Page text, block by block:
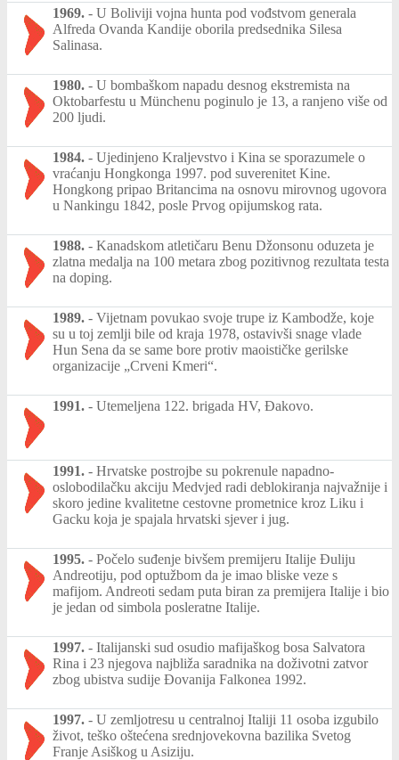
1969. - U Boliviji vojna hunta pod vođstvom generala
Alfreda Ovanda Kandije oborila predsednika Silesa
Salinasa.
1980. - U bombaškom napadu desnog ekstremista na
Oktobarfestu u Münchenu poginulo je 13, a ranjeno više od
200 ljudi.
1984. - Ujedinjeno Kraljevstvo i Kina se sporazumele o
vraćanju Hongkonga 1997. pod suverenitet Kine.
Hongkong pripao Britancima na osnovu mirovnog ugovora
u Nankingu 1842, posle Prvog opijumskog rata.
1988. - Kanadskom atletičaru Benu Džonsonu oduzeta je
zlatna medalja na 100 metara zbog pozitivnog rezultata testa
na doping.
1989. - Vijetnam povukao svoje trupe iz Kambodže, koje
su u toj zemlji bile od kraja 1978, ostavivši snage vlade
Hun Sena da se same bore protiv maoističke gerilske
organizacije „Crveni Kmeri“.
1991. - Utemeljena 122. brigada HV, Đakovo.
1991. - Hrvatske postrojbe su pokrenule napadno-
oslobodilačku akciju Medvjed radi deblokiranja najvažnije i
skoro jedine kvalitetne cestovne prometnice kroz Liku i
Gacku koja je spajala hrvatski sjever i jug.
1995. - Počelo suđenje bivšem premijeru Italije Đuliju
Andreotiju, pod optužbom da je imao bliske veze s
mafijom. Andreoti sedam puta biran za premijera Italije i bio
je jedan od simbola posleratne Italije.
1997. - Italijanski sud osudio mafijaškog bosa Salvatora
Rina i 23 njegova najbliža saradnika na doživotni zatvor
zbog ubistva sudije Đovanija Falkonea 1992.
1997. - U zemljotresu u centralnoj Italiji 11 osoba izgubilo
život, teško oštećena srednjovekovna bazilika Svetog
Franje Asiškog u Asiziju.